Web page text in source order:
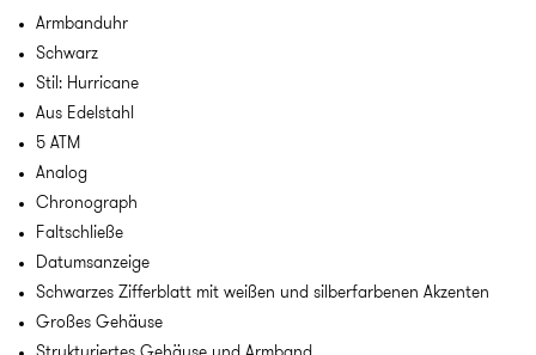
Armbanduhr
Schwarz
Stil: Hurricane
Aus Edelstahl
5 ATM
Analog
Chronograph
Faltschließe
Datumsanzeige
Schwarzes Zifferblatt mit weißen und silberfarbenen Akzenten
Großes Gehäuse